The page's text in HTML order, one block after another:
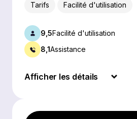
Tarifs Facilité d'utilisation
9,5Facilité d'utilisation
8,1Assistance
Afficher les détails